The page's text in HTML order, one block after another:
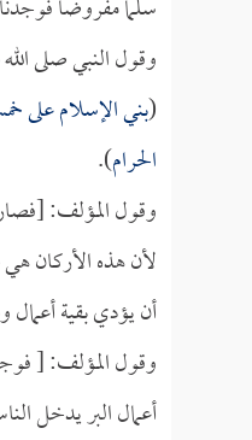
سلماً مفروضاً
وقول النبي صلى
(بني الإسلام على
الحرام).
وقول المؤلف:
لأن هذه الأركان
أن يؤدي بقية أعمال
وقول المؤلف: [
أعمال البر يدخل